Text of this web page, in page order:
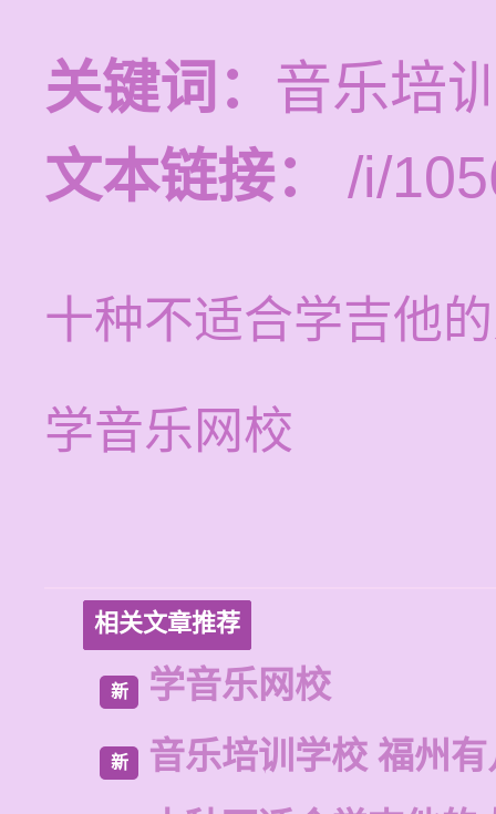
关键词： 音乐培
文本链接：
/i/
十种不适合学吉他
学音乐网校
相关文章推荐
新 学音乐网校
新
音乐培训学校 福州